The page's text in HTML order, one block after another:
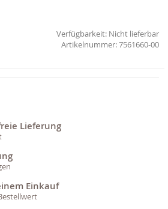
Verfügbarkeit: Nicht lieferbar
7561660-00
Lieferung
Einkauf